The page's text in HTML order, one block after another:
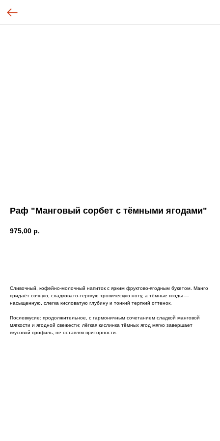
Раф "Манговый сорбет с тёмными ягодами"
975,00 р.
Сливочный, кофейно-молочный напиток с ярким фруктово-ягодным букетом. Манго
придаёт сочную, сладковато-терпкую тропическую ноту, а тёмные ягоды —
насыщенную, слегка кисловатую глубину и тонкий терпкий оттенок.
Послевкусие: продолжительное, с гармоничным сочетанием сладкой манговой
мягкости и ягодной свежести; лёгкая кислинка тёмных ягод мягко завершает
вкусовой профиль, не оставляя приторности.